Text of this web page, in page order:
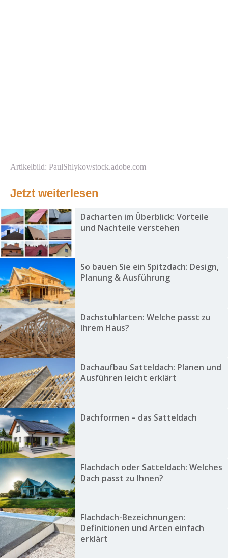
Artikelbild: PaulShlykov/stock.adobe.com
Jetzt weiterlesen
Dacharten im Überblick: Vorteile
und Nachteile verstehen
So bauen Sie ein Spitzdach: Design,
Planung & Ausführung
Dachstuhlarten: Welche passt zu
Ihrem Haus?
Dachaufbau Satteldach: Planen und
Ausführen leicht erklärt
Dachformen – das Satteldach
Flachdach oder Satteldach: Welches
Dach passt zu Ihnen?
Flachdach-Bezeichnungen:
Definitionen und Arten einfach
erklärt